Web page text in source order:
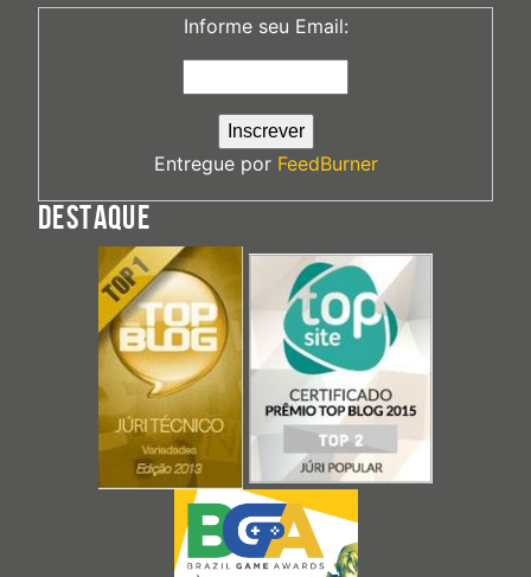
Informe seu Email:
Entregue por FeedBurner
DESTAQUE